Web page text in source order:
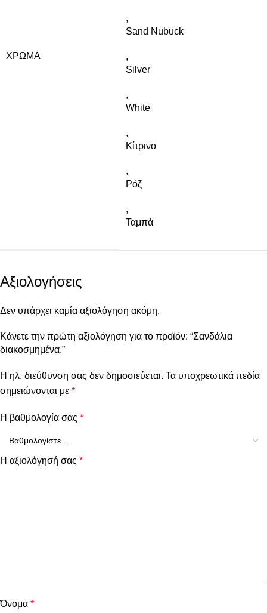
ΧΡΏΜΑ
,
Sand Nubuck
,
Silver
,
White
,
Κίτρινο
,
Ρόζ
,
Ταμπά
Αξιολογήσεις
Δεν υπάρχει καμία αξιολόγηση ακόμη.
Κάνετε την πρώτη αξιολόγηση για το προϊόν: “Σανδάλια
διακοσμημένα.”
Η ηλ. διεύθυνση σας δεν δημοσιεύεται. Τα υποχρεωτικά πεδία
σημειώνονται με *
Η βαθμολογία σας *
Η αξιολόγησή σας *
Όνομα *